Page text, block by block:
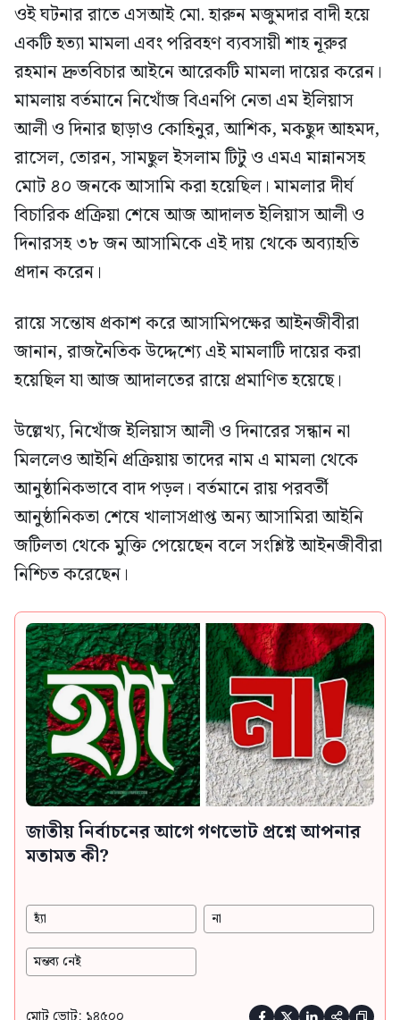
ওই ঘটনার রাতে এসআই মো. হারুন মজুমদার বাদী হয়ে
একটি হত্যা মামলা এবং পরিবহণ ব্যবসায়ী শাহ নূরুর
রহমান দ্রুতবিচার আইনে আরেকটি মামলা দায়ের করেন।
মামলায় বর্তমানে নিখোঁজ বিএনপি নেতা এম ইলিয়াস
আলী ও দিনার ছাড়াও কোহিনুর, আশিক, মকছুদ আহমদ,
রাসেল, তোরন, সামছুল ইসলাম টিটু ও এমএ মান্নানসহ
মোট ৪০ জনকে আসামি করা হয়েছিল। মামলার দীর্ঘ
বিচারিক প্রক্রিয়া শেষে আজ আদালত ইলিয়াস আলী ও
দিনারসহ ৩৮ জন আসামিকে এই দায় থেকে অব্যাহতি
প্রদান করেন।
রায়ে সন্তোষ প্রকাশ করে আসামিপক্ষের আইনজীবীরা
জানান, রাজনৈতিক উদ্দেশ্যে এই মামলাটি দায়ের করা
হয়েছিল যা আজ আদালতের রায়ে প্রমাণিত হয়েছে।
উল্লেখ্য, নিখোঁজ ইলিয়াস আলী ও দিনারের সন্ধান না
মিললেও আইনি প্রক্রিয়ায় তাদের নাম এ মামলা থেকে
আনুষ্ঠানিকভাবে বাদ পড়ল। বর্তমানে রায় পরবর্তী
আনুষ্ঠানিকতা শেষে খালাসপ্রাপ্ত অন্য আসামিরা আইনি
জটিলতা থেকে মুক্তি পেয়েছেন বলে সংশ্লিষ্ট আইনজীবীরা
নিশ্চিত করেছেন।
জাতীয় নির্বাচনের আগে গণভোট প্রশ্নে আপনার
মতামত কী?
হ্যাঁ না
মন্তব্য নেই
    